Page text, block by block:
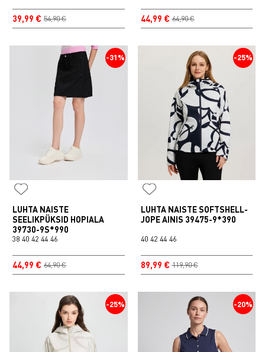
39,99 € 54,90 € 44,99 € 64,90 €
-31%
LUHTA NAISTE
SEELIKPÜKSID HOPIALA
39730-9S*990
44,99 € 64,90 €
38 40 42 44 46
-25%
LUHTA NAISTE SOFTSHELL-
JOPE AINIS 39475-9*390
89,99 € 119,90 €
40 42 44 46
-25% -20%